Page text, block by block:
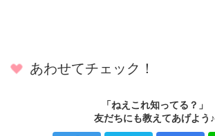
あわせてチェック！
「ねえこれ知ってる？」
友だちにも教えてあげよう♪